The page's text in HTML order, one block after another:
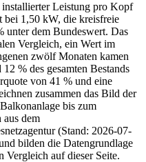
Leistung pro Kopf
bei 1,50 kW, die kreisfreie
unter dem Bundeswert. Das
Vergleich, ein Wert im
zwölf Monaten kamen
% des gesamten Bestands
von 41 % und eine
zusammen das Bild der
bis zum
aus dem
(Stand: 2026-07-
bilden die Datengrundlage
Vergleich auf dieser Seite.